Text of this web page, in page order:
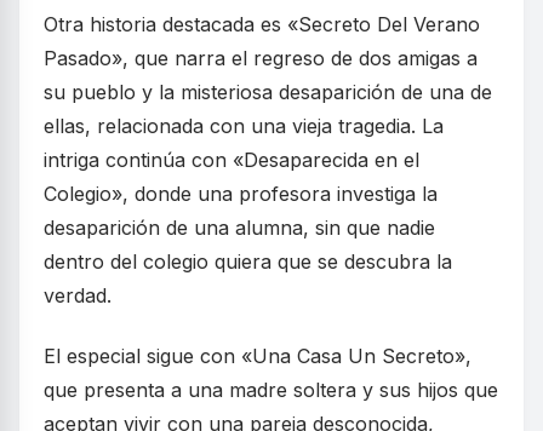
Otra historia destacada es «Secreto Del Verano
Pasado», que narra el regreso de dos amigas a
su pueblo y la misteriosa desaparición de una de
ellas, relacionada con una vieja tragedia. La
intriga continúa con «Desaparecida en el
Colegio», donde una profesora investiga la
desaparición de una alumna, sin que nadie
dentro del colegio quiera que se descubra la
verdad.
El especial sigue con «Una Casa Un Secreto»,
que presenta a una madre soltera y sus hijos que
aceptan vivir con una pareja desconocida,